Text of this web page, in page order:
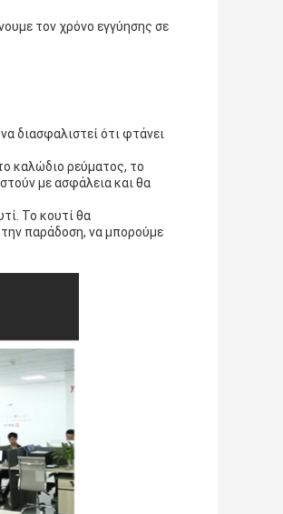
τον χρόνο εγγύησης σε
διασφαλιστεί ότι φτάνει
καλώδιο ρεύματος, το
με ασφάλεια και θα
Το κουτί θα
την παράδοση, να μπορούμε